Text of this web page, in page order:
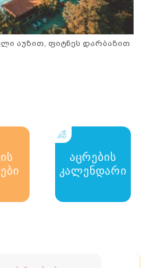
აუზით, ფიტნეს დარბაზით
აცრების
კალენდარი